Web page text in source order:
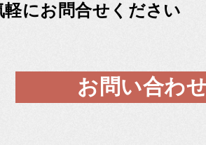
軽にお問合せください
お問い合わ